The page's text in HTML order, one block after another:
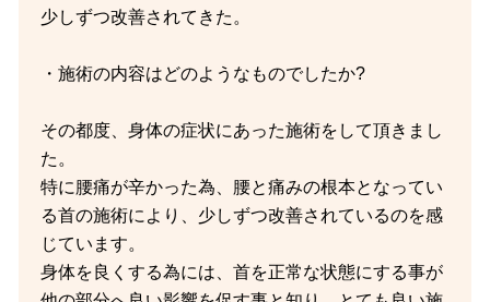
少しずつ改善されてきた。
・施術の内容はどのようなものでしたか?
その都度、身体の症状にあった施術をして頂きまし
た。
特に腰痛が辛かった為、腰と痛みの根本となってい
る首の施術により、少しずつ改善されているのを感
じています。
身体を良くする為には、首を正常な状態にする事が